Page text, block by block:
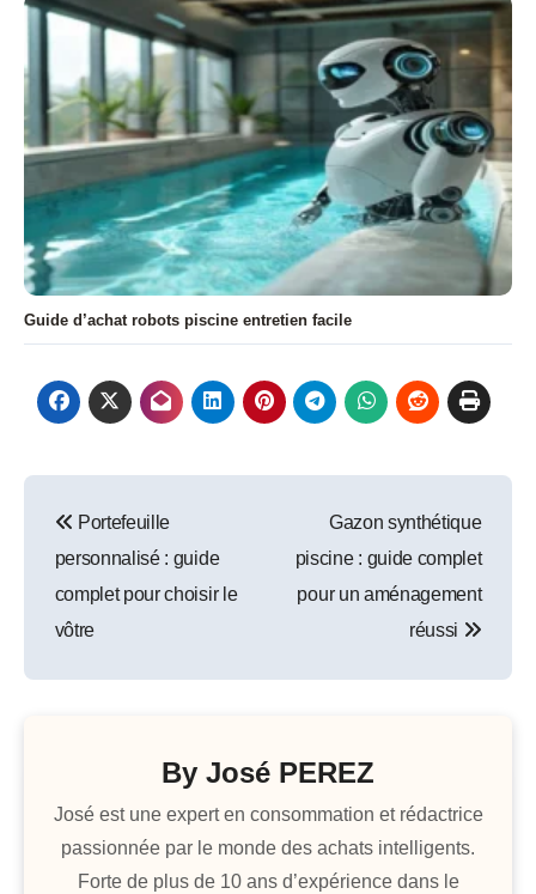
Guide d’achat robots piscine entretien facile
de
l’article
Portefeuille
personnalisé : guide
complet pour choisir le
vôtre
Gazon synthétique
piscine : guide complet
pour un aménagement
réussi
By José PEREZ
José est une expert en consommation et rédactrice
passionnée par le monde des achats intelligents.
Forte de plus de 10 ans d’expérience dans le